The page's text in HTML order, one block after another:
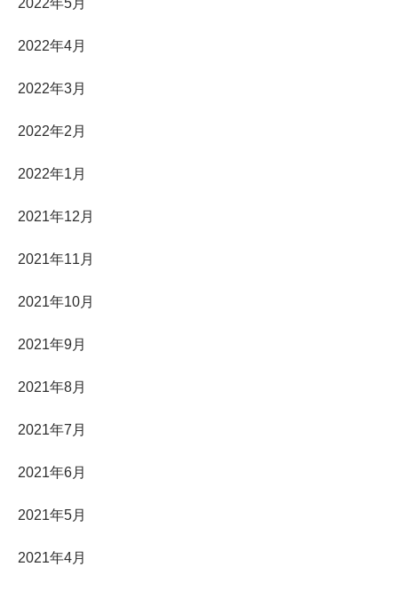
2022年4月
2022年3月
2022年2月
2022年1月
2021年12月
2021年11月
2021年10月
2021年9月
2021年8月
2021年7月
2021年6月
2021年5月
2021年4月